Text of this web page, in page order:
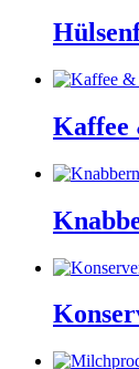
Kaffee